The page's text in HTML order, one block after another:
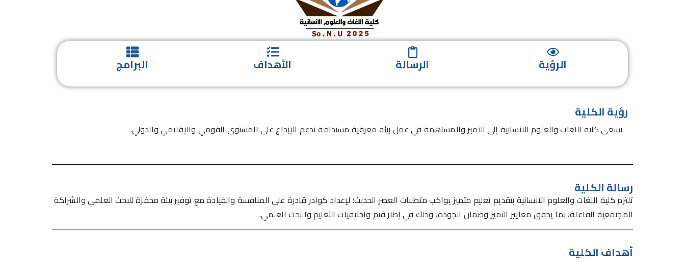
الرؤية الرسالة الأهداف البرامج
رؤية الكلية
تسعى كلية اللغات والعلوم الانسانية إلى التميز والمساهمة في عمل بيئة معرفية مستدامة تدعم الإبداع على المستوى القومي والإقليمي والدولي.
رسالة الكلية
تلتزم كلية اللغات والعلوم الانسانية بتقديم تعليم متميز يواكب متطلبات العصر الحدبث؛ لإعداد كوادر قادرة على المنافسة والقيادة مع توفير بيئة محفزة للبحث العلمي والشراكة
المجتمعية الفاعلة، بما يحقق معايير التميز وضمان الجودة، وذلك في إطار قيم واخلاقيات التعليم والبحث العلمي.
أهداف الكلية